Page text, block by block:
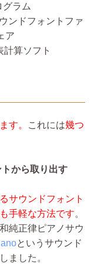
ラム
ンドフォントファ
ア
計算ソフト
す。 これには幾つ
から取り出す
サウンドフォント
手軽な方法です。
純正律ピアノサウ
というサウンド
ました。